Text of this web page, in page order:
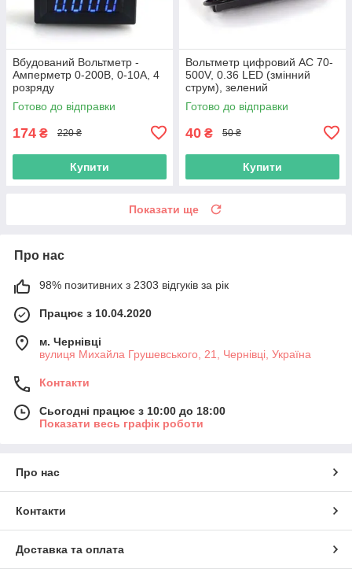
Вбудований Вольтметр -
Амперметр 0-200В, 0-10А, 4
розряду
Готово до відправки
174 ₴ 220 ₴
Купити
Вольтметр цифровий AC 70-
500V, 0.36 LED (змінний
струм), зелений
Готово до відправки
40 ₴ 50 ₴
Купити
Показати ще
Про нас
98% позитивних з 2303 відгуків за рік
Працює з 10.04.2020
м. Чернівці
вулиця Михайла Грушевського, 21, Чернівці, Україна
Контакти
Сьогодні працює з 10:00 до 18:00
Показати весь графік роботи
Про нас
Контакти
Доставка та оплата